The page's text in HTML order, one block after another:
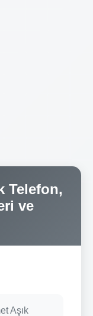
Telefon,
ve
Aşık